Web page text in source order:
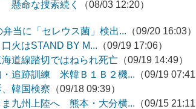
懸命な捜索続く
（08/03 12:20）
当に「セレウス菌」検出... （09/20 16:03）
火はSTAND BY M... （09/19 17:06）
道線踏切ではねられ死亡 （09/19 14:49）
・追跡訓練 米韓Ｂ１Ｂ２機... （09/19 07:41
韓国検察 （09/18 09:39）
九州上陸へ 熊本・大分横... （09/15 21:11